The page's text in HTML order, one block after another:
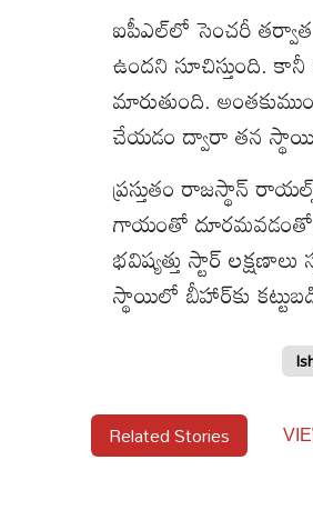
ఐపీఎల్‌లో సెంచరీ తర్వాత
ఉందని సూచిస్తుంది.
మారుతుంది.
చేయడం ద్వారా తన
ప్రస్తుతం రాజస్థాన్
గాయంతో
భవిష్యత్తు స్టార్
స్థాయిలో బీహార్‌కు
Related Stories